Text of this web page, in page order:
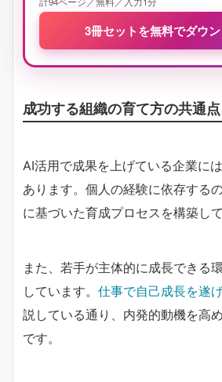
3冊セットを無料でダウ
成功する組織の育て方の共通
AI活用で成果を上げている企業に
あります。個人の経験に依存する
に基づいた育成プロセスを構築して
また、若手が主体的に成長できる
しています。 仕事で自己成長を遂
説している通り、内発的動機を高
です。